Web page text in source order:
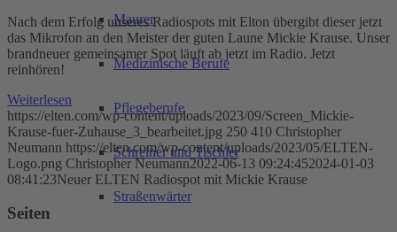
Maurer
Medizinische Berufe
Pflegeberufe
Schreiner und Tischler
Straßenwärter
Nach dem Erfolg unseres Radiospots mit Elton übergibt dieser jetzt
das Mikrofon an den Meister der guten Laune Mickie Krause. Unser
brandneuer gemeinsamer Spot läuft ab jetzt im Radio. Jetzt
reinhören!
Weiterlesen
https://elten.com/wp-content/uploads/2023/09/Screen_Mickie-
Krause-fuer-Zuhause_3_bearbeitet.jpg 250 410 Christopher
Neumann https://elten.com/wp-content/uploads/2023/05/ELTEN-
Logo.png Christopher Neumann2022-06-13 09:24:452024-01-03
08:41:23Neuer ELTEN Radiospot mit Mickie Krause
Seiten